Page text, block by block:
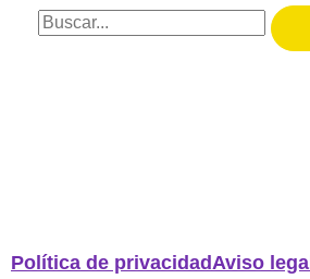
Política de privacidadAviso legal